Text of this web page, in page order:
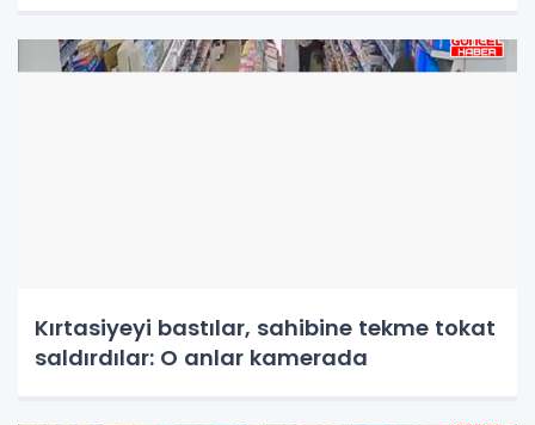
Kırtasiyeyi bastılar, sahibine tekme tokat
saldırdılar: O anlar kamerada